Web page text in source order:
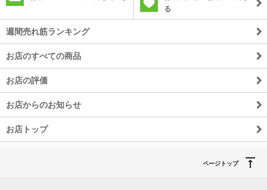
る
週間売れ筋ランキング
お店のすべての商品
お店の評価
お店からのお知らせ
お店トップ
ページトップ